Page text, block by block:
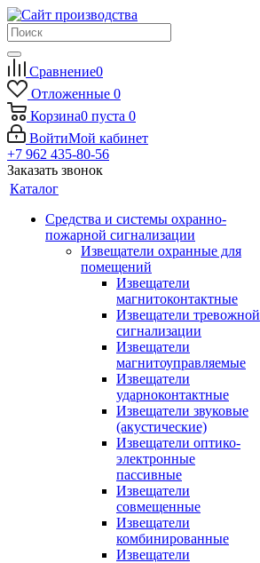
Сравнение0
Отложенные 0
Корзина0 пуста 0
ВойтиМой кабинет
+7 962 435-80-56
Заказать звонок
Каталог
Средства и системы охранно-
пожарной сигнализации
Извещатели охранные для
помещений
Извещатели
магнитоконтактные
Извещатели тревожной
сигнализации
Извещатели
магнитоуправляемые
Извещатели
ударноконтактные
Извещатели звуковые
(акустические)
Извещатели оптико-
электронные
пассивные
Извещатели
совмещенные
Извещатели
комбинированные
Извещатели